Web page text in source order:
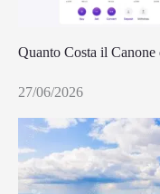
Quanto Costa il
27/06/2026